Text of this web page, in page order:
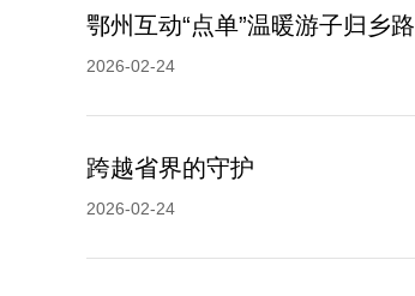
鄂州互动“点单”温暖游子归乡路
2026-02-24
跨越省界的守护
2026-02-24